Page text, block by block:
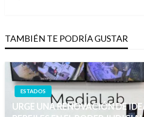
TAMBIÉN TE PODRÍA GUSTAR
ESTADOS
URGE UNA RENOVACIÓN DE